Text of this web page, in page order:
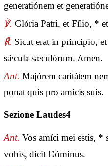
generatiónem et
℣. Glória Patri, et Fílio, *
℟. Sicut erat in princípio,
sǽcula sæculórum. Amen.
Ant. Majórem caritátem
ponat quis pro amícis suis.
Sezione Laudes4
Ant. Vos amíci mei estis,
vobis, dicit Dóminus.